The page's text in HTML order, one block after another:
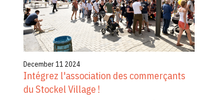
December 11 2024
Intégrez l'association des commerçants
du Stockel Village !